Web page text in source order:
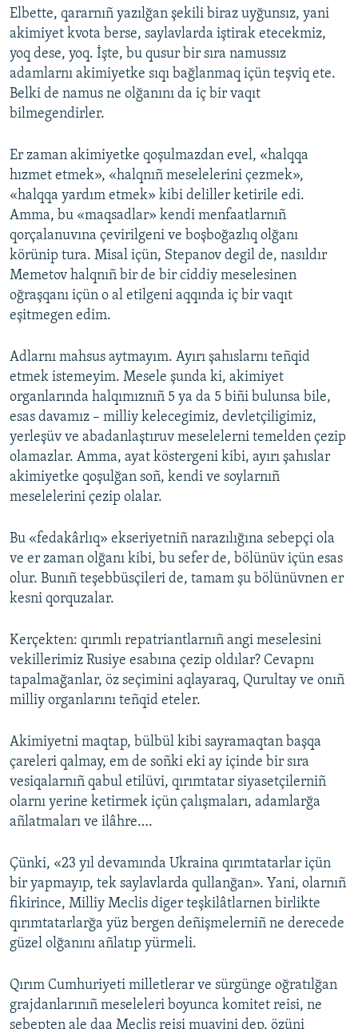
Elbette, qararnıñ yazılğan şekili biraz uyğunsız, yani
akimiyet kvota berse, saylavlarda iştirak etecekmiz,
yoq dese, yoq. İşte, bu qusur bir sıra namussız
adamlarnı akimiyetke sıqı bağlanmaq içün teşviq ete.
Belki de namus ne olğanını da iç bir vaqıt
bilmegendirler.
Er zaman akimiyetke qoşulmazdan evel, «halqqa
hızmet etmek», «halqnıñ meselelerini çezmek»,
«halqqa yardım etmek» kibi deliller ketirile edi.
Amma, bu «maqsadlar» kendi menfaatlarnıñ
qorçalanuvına çevirilgeni ve boşboğazlıq olğanı
körünip tura. Misal içün, Stepanov degil de, nasıldır
Memetov halqnıñ bir de bir ciddiy meselesinen
oğraşqanı içün o al etilgeni aqqında iç bir vaqıt
eşitmegen edim.
Adlarnı mahsus aytmayım. Ayırı şahıslarnı teñqid
etmek istemeyim. Mesele şunda ki, akimiyet
organlarında halqımıznıñ 5 ya da 5 biñi bulunsa bile,
esas davamız – milliy kelecegimiz, devletçiligimiz,
yerleşüv ve abadanlaştıruv meselelerni temelden çezip
olamazlar. Amma, ayat köstergeni kibi, ayırı şahıslar
akimiyetke qoşulğan soñ, kendi ve soylarnıñ
meselelerini çezip olalar.
Bu «fedakârlıq» ekseriyetniñ narazılığına sebepçi ola
ve er zaman olğanı kibi, bu sefer de, bölünüv içün esas
olur. Bunıñ teşebbüsçileri de, tamam şu bölünüvnen er
kesni qorquzalar.
Kerçekten: qırımlı repatriantlarnıñ angi meselesini
vekillerimiz Rusiye esabına çezip oldılar? Cevapnı
tapalmağanlar, öz seçimini aqlayaraq, Qurultay ve onıñ
milliy organlarını teñqid eteler.
Akimiyetni maqtap, bülbül kibi sayramaqtan başqa
çareleri qalmay, em de soñki eki ay içinde bir sıra
vesiqalarnıñ qabul etilüvi, qırımtatar siyasetçilerniñ
olarnı yerine ketirmek içün çalışmaları, adamlarğa
añlatmaları ve ilâhre….
Çünki, «23 yıl devamında Ukraina qırımtatarlar içün
bir yapmayıp, tek saylavlarda qullanğan». Yani, olarnıñ
fikirince, Milliy Meclis diger teşkilâtlarnen birlikte
qırımtatarlarğa yüz bergen deñişmelerniñ ne derecede
güzel olğanını añlatıp yürmeli.
Qırım Cumhuriyeti milletlerar ve sürgünge oğratılğan
grajdanlarınıñ meseleleri boyunca komitet reisi, ne
sebepten ale daa Meclis reisi muavini dep, özüni